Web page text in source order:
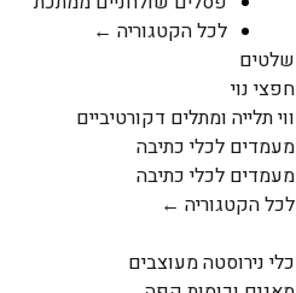
לכל הקטגוריה ←
שלטים
חפצי נוי
ווי תלייה ומתלים דקורטיביים
מעמדים לכלי כתיבה
מעמדים לכלי כתיבה
לכל הקטגוריה ←
כלי נירוסטה מעוצבים